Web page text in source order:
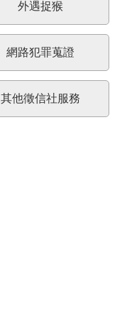
外遇捉猴
網路犯罪蒐證
其他徵信社服務